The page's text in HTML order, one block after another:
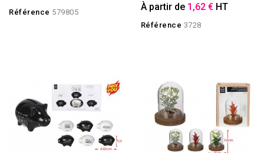
Référence 579805 À partir de 1,62 € HT
Référence 3728